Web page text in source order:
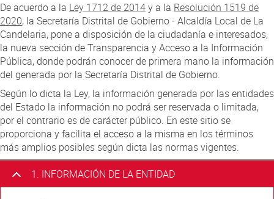
Mi Localidad
Participa
Atención al Ciudadano
De acuerdo a la Ley 1712 de 2014y a la Resolución 1519 de
2020, la Secretaría Distrital de Gobierno - Alcaldía Local de La
Candelaria, pone a disposición de la ciudadanía e interesados,
la nueva sección de Transparencia y Acceso a la Información
Pública, donde podrán conocer de primera mano la información
del generada por la Secretaría Distrital de Gobierno.
Según lo dicta la Ley, la información generada por las entidades
del Estado la información no podrá ser reservada o limitada,
por el contrario es de carácter público. En este sitio se
proporciona y facilita el acceso a la misma en los términos
más amplios posibles según dicta las normas vigentes.
1. INFORMACIÓN DE LA ENTIDAD